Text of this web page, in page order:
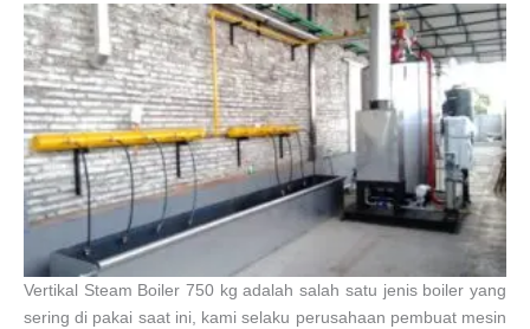
Vertikal Steam Boiler 750 kg adalah salah satu jenis boiler yang
sering di pakai saat ini, kami selaku perusahaan pembuat mesin